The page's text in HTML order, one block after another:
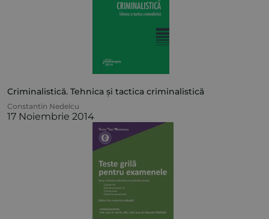
Criminalistică. Tehnica și tactica criminalistică
Constantin Nedelcu
17 Noiembrie 2014